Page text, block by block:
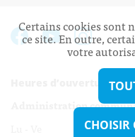
Heures d’ouverture:
Administration
Lu - Ve 08h00 -
Certains cookies sont
ce site. En outre,
votre
CHOISIR